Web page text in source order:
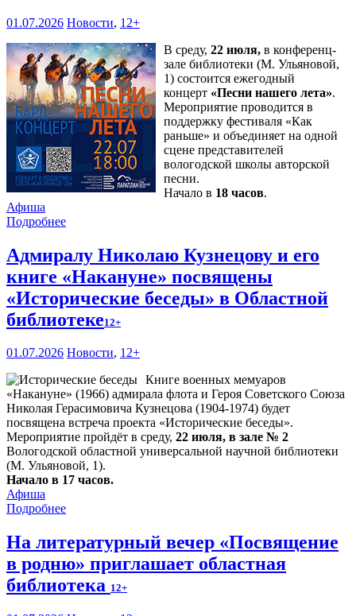
01.07.2026 Новости, 12+
В среду, 22 июля, в конференц-
зале библиотеки (М. Ульяновой,
1) состоится ежегодный
концерт «Песни нашего лета».
Мероприятие проводится в
поддержку фестиваля «Как
раньше» и объединяет на одной
сцене представителей
вологодской школы авторской
песни.
Начало в 18 часов.
Афиша
Подробнее
Адмиралу Николаю Кузнецову и его
книге «Накануне» посвящены
«Исторические беседы» в Областной
библиотеке12+
01.07.2026 Новости, 12+
Книге военных мемуаров
«Накануне» (1966) адмирала флота и Героя Советского Союза
Николая Герасимовича Кузнецова (1904-1974) будет
посвящена встреча проекта «Исторические беседы».
Мероприятие пройдёт в среду, 22 июля, в зале № 2
Вологодской областной универсальной научной библиотеки
(М. Ульяновой, 1).
Начало в 17 часов.
Афиша
Подробнее
На литературный вечер «Посвящение
в родню» приглашает областная
библиотека 12+